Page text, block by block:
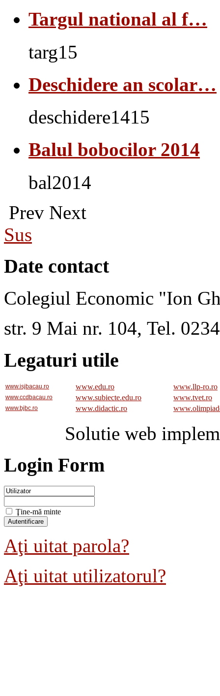
Targul national al f…
targ15
Deschidere an scolar…
deschidere1415
Balul bobocilor 2014
bal2014
Prev Next
Sus
Date contact
Colegiul Economic "Ion
str. 9 Mai nr. 104, Tel.
Legaturi utile
www.isjbacau.ro www.edu.ro www.llp-ro.ro
www.ccdbacau.ro www.subiecte.edu.ro www.tvet.ro
www.bjbc.ro www.didactic.ro
Solutie web
Login Form
Ţine-mă minte
Aţi uitat parola?
Aţi uitat utilizatorul?